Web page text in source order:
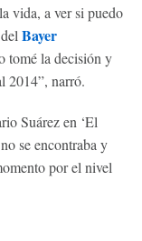
vida, a ver si puedo
Bayer
tomé la decisión y
2014”, narró.
Suárez en ‘El
no se encontraba y
por el nivel